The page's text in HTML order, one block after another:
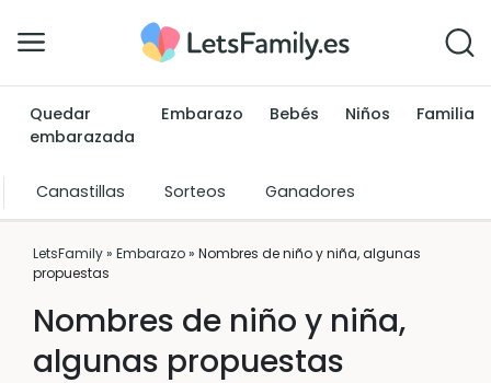
Quedar
embarazada
Embarazo Bebés Niños Familia
Canastillas Sorteos Ganadores
LetsFamily» Embarazo» Nombres de niño y niña, algunas
propuestas
Nombres de niño y niña,
algunas propuestas